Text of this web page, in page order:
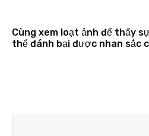
Cùng xem loạt ảnh để thấy
thể đánh bại được nhan sắc